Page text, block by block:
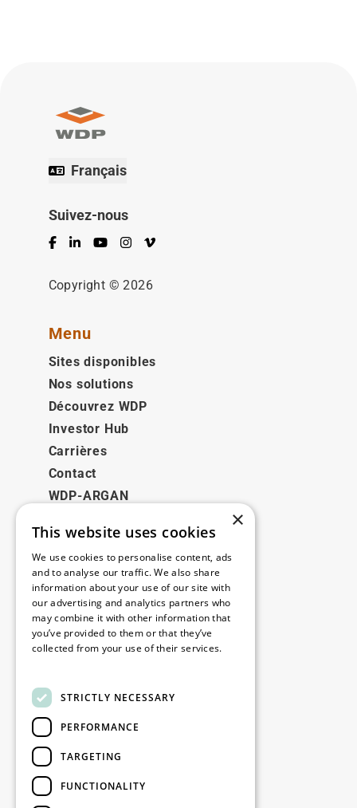
Français
Suivez-nous
Facebook
LinkedInYouTubeInstagram
Vimeo
Copyright © 2026
Menu
Sites disponibles
Nos solutions
Découvrez WDP
Investor Hub
Carrières
Contact
WDP-ARGAN
Juridique
Disclaimer
Politique de confidentialité
Cookie Policy
Contact
Restez informé
Restez à jour : inscrivez-vous à nos
newsletters Marketing
×
This website uses cookies
We use cookies to personalise content, ads
and to analyse our traffic. We also share
information about your use of our site with
our advertising and analytics partners who
may combine it with other information that
you’ve provided to them or that they’ve
collected from your use of their services.
STRICTLY NECESSARY
PERFORMANCE
TARGETING
FUNCTIONALITY